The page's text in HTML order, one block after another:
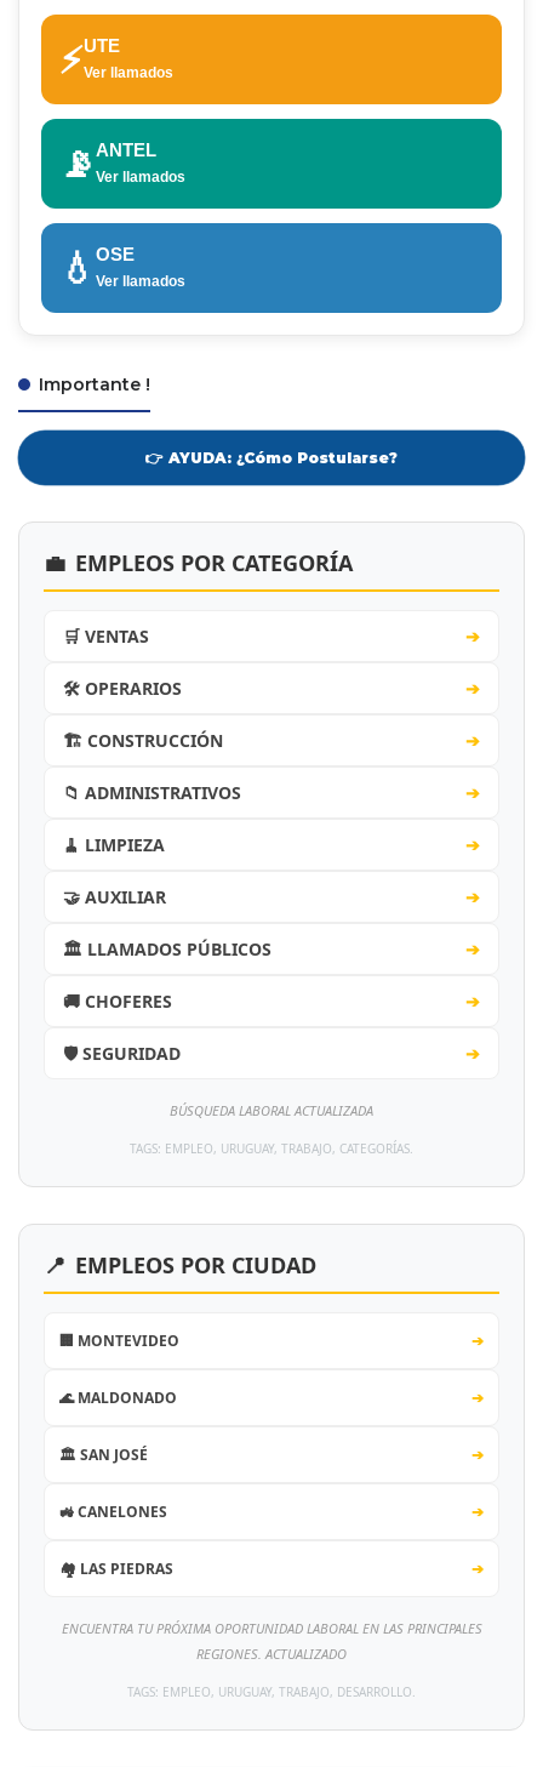
⚡UTE
Ver llamados
📡 ANTEL
Ver llamados
💧 OSE
Ver llamados
Importante !
👉 AYUDA: ¿Cómo Postularse?
💼 EMPLEOS POR CATEGORÍA
🛒 VENTAS ➔
🛠️ OPERARIOS ➔
🏗️ CONSTRUCCIÓN ➔
📁 ADMINISTRATIVOS ➔
🧹 LIMPIEZA ➔
🤝 AUXILIAR ➔
🏛️ LLAMADOS PÚBLICOS ➔
🚚 CHOFERES ➔
🛡️ SEGURIDAD ➔
BÚSQUEDA LABORAL ACTUALIZADA
TAGS: EMPLEO, URUGUAY, TRABAJO, CATEGORÍAS.
📍 EMPLEOS POR CIUDAD
🏢 MONTEVIDEO ➔
🌊 MALDONADO ➔
🏛️ SAN JOSÉ ➔
🚜 CANELONES ➔
🏘️ LAS PIEDRAS ➔
ENCUENTRA TU PRÓXIMA OPORTUNIDAD LABORAL EN LAS PRINCIPALES
REGIONES. ACTUALIZADO
TAGS: EMPLEO, URUGUAY, TRABAJO, DESARROLLO.